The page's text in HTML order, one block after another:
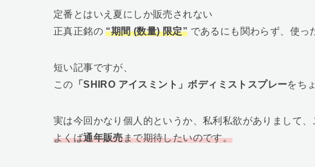
定番とはいえ夏にしか販売されない
正真正銘の“期間 (数量) 限定” であるにも関わらず、使っ
短い記事ですが、
この 「SHIRO アイスミント」ボディミストスプレーをち
実は今回かなり個人的というか、私利私欲がありまして
よくば通年販売まで期待したいのです。